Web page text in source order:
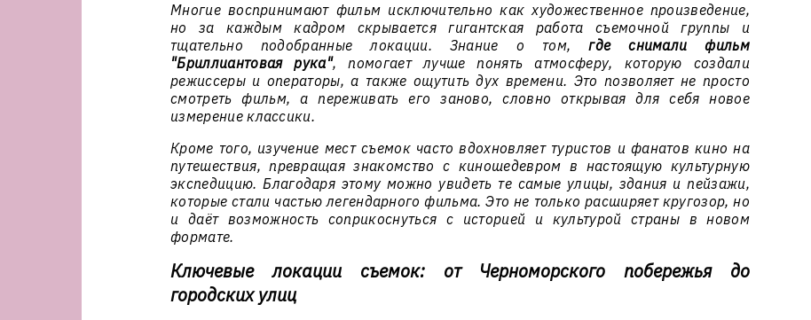
Многие воспринимают фильм исключительно как художественное произведение,
но за каждым кадром скрывается гигантская работа съемочной группы и
тщательно подобранные локации. Знание о том,где снимали фильм
"Бриллиантовая рука", помогает лучше понять атмосферу, которую создали
режиссеры и операторы, а также ощутить дух времени. Это позволяет не просто
смотреть фильм, а переживать его заново, словно открывая для себя новое
измерение классики.
Кроме того, изучение мест съемок часто вдохновляет туристов и фанатов кино на
путешествия, превращая знакомство с киношедевром в настоящую культурную
экспедицию. Благодаря этому можно увидеть те самые улицы, здания и пейзажи,
которые стали частью легендарного фильма. Это не только расширяет кругозор, но
и даёт возможность соприкоснуться с историей и культурой страны в новом
формате.
Ключевые локации съемок: от Черноморского побережья до
городских улиц